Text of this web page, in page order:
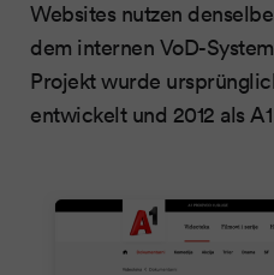
Websites nutzen
dem internen VoD-
Projekt wurde
entwickelt und 2012 als